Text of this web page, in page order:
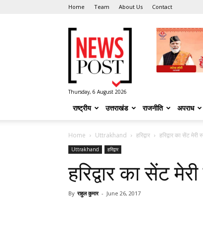
Home Team About Us Contact
Post
Thursday, 6 August 2026
राष्ट्रीय उत्तराखंड राजनीति अपराध
Home Uttrakhand हरिद्वार हरिद्वार का सेंट
Uttrakhand हरिद्वार
हरिद्वार का सेंट
By राहुल कुमार - June 26, 2017